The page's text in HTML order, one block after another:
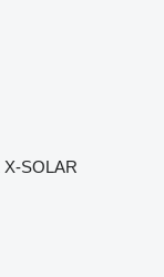
X-SOLAR